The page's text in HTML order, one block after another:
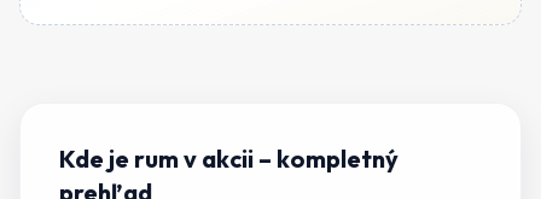
Kde je rum v akcii – kompletný
prehľad